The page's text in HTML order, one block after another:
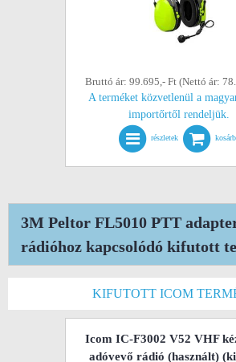
Bruttó ár: 99.695,- Ft (Nettó ár:
A terméket közvetlenül a
importőrtől rendeljük.
részletek
3M Peltor FL5010 PTT
rádióhoz kapcsolódó kifutott
KIFUTOTT ICOM
Icom IC-F3002 V52 VHF
adóvevő rádió (használt)